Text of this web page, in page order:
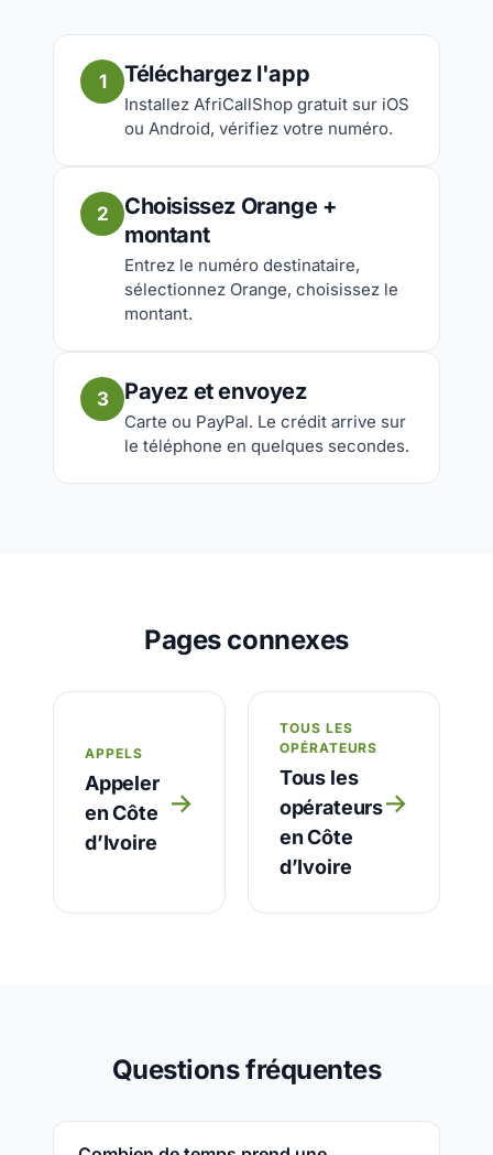
1 Téléchargez l'app
Installez AfriCallShop gratuit sur iOS
ou Android, vérifiez votre numéro.
2
Choisissez Orange +
montant
Entrez le numéro destinataire,
sélectionnez Orange, choisissez le
montant.
3 Payez et envoyez
Carte ou PayPal. Le crédit arrive sur
le téléphone en quelques secondes.
Pages connexes
APPELS
Appeler
en Côte
d’Ivoire
→
TOUS LES
OPÉRATEURS
Tous les
opérateurs
en Côte
d’Ivoire
→
Questions fréquentes